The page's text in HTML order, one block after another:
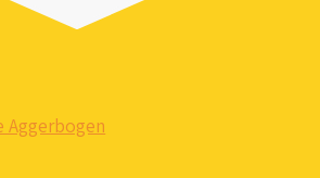
Aggerbogen